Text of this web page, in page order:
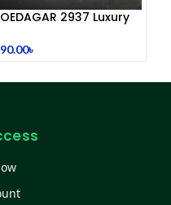
2937 Luxury
৳